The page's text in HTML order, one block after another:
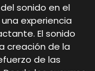
sonido en el
experiencia
El sonido
creación de la
de las